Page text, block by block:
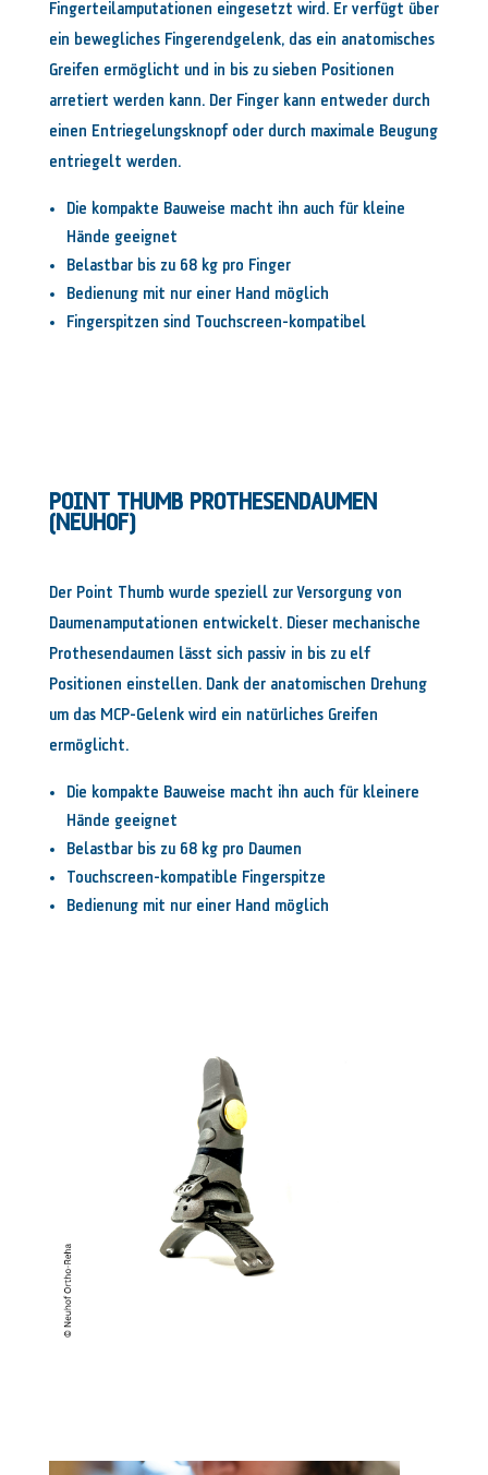
Fingerteilamputationen eingesetzt wird. Er verfügt über
ein bewegliches Fingerendgelenk, das ein anatomisches
Greifen ermöglicht und in bis zu sieben Positionen
arretiert werden kann. Der Finger kann entweder durch
einen Entriegelungsknopf oder durch maximale Beugung
entriegelt werden.
Die kompakte Bauweise macht ihn auch für kleine
Hände geeignet
Belastbar bis zu 68 kg pro Finger
Bedienung mit nur einer Hand möglich
Fingerspitzen sind Touchscreen-kompatibel
POINT THUMB PROTHESENDAUMEN
(NEUHOF)
Der Point Thumb wurde speziell zur Versorgung von
Daumenamputationen entwickelt. Dieser mechanische
Prothesendaumen lässt sich passiv in bis zu elf
Positionen einstellen. Dank der anatomischen Drehung
um das MCP-Gelenk wird ein natürliches Greifen
ermöglicht.
Die kompakte Bauweise macht ihn auch für kleinere
Hände geeignet
Belastbar bis zu 68 kg pro Daumen
Touchscreen-kompatible Fingerspitze
Bedienung mit nur einer Hand möglich